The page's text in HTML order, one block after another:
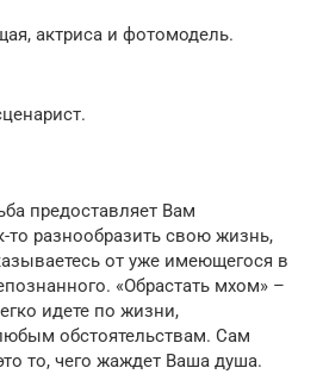
актриса и фотомодель.
предоставляет Вам
то разнообразить свою жизнь,
от уже имеющегося в
«Обрастать мхом» –
идете по жизни,
обстоятельствам. Сам
то, чего жаждет Ваша душа.